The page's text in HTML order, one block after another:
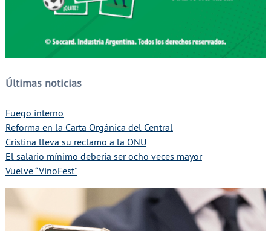
Últimas noticias
Fuego interno
Reforma en la Carta Orgánica del Central
Cristina lleva su reclamo a la ONU
El salario mínimo debería ser ocho veces mayor
Vuelve “VinoFest”